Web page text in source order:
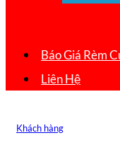
Báo Giá Rèm
Liên Hệ
Khách hàng